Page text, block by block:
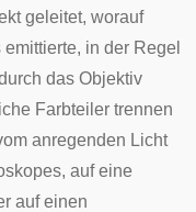
geleitet, worauf
in der Regel
das Objektiv
Farbteiler trennen
anregenden Licht
auf eine
auf einen